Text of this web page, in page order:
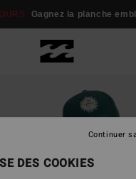
s'inscrireGagnez la planche
DES COOKIES
Continuer